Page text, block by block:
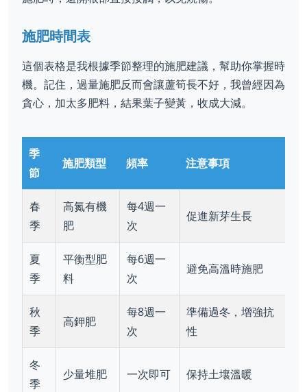
施肥時間表
這個表格是我根據季節整理的施肥建議，幫助你掌握時
機。記住，過量施肥反而會讓蘆筍長不好，我曾經因為
貪心，加太多肥料，結果葉子變黃，收成大減。
季
節
施肥類型 頻率 注意事項
春
季
高氮有機
肥
每4週一
次
促進新芽生長
夏
季
平衡型肥
料
每6週一
次
避免高溫時施肥
秋
季
高鉀肥
每8週一
次
準備過冬，增強抗
性
冬
季
少量堆肥 一次即可 保持土壤溫暖